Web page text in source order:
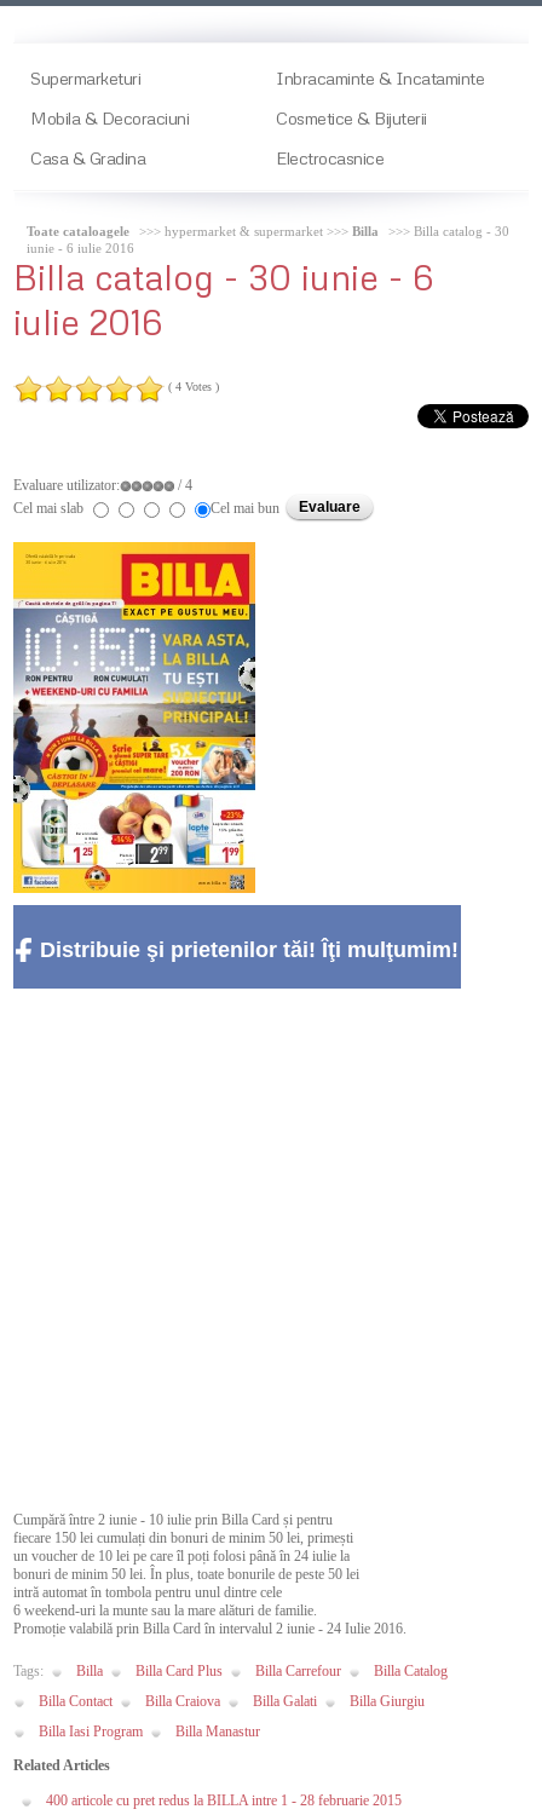
Supermarketuri
Inbracaminte & Incataminte
Mobila & Decoraciuni
Cosmetice & Bijuterii
Casa & Gradina
Electrocasnice
Toate cataloagele >>> hypermarket & supermarket >>>Billa
>>> Billa catalog - 30
iunie - 6 iulie 2016
Billa catalog - 30 iunie - 6
iulie 2016
( 4 Votes )
Evaluare utilizator:
/ 4
Cel mai slab
Cel mai bun
Distribuie şi prietenilor tăi! Îţi mulţumim!
Cumpără între 2 iunie - 10 iulie prin Billa Card și pentru
fiecare 150 lei cumulați din bonuri de minim 50 lei, primești
un voucher de 10 lei pe care îl poți folosi până în 24 iulie la
bonuri de minim 50 lei. În plus, toate bonurile de peste 50 lei
intră automat în tombola pentru unul dintre cele
6 weekend-uri la munte sau la mare alături de familie.
Promoție valabilă prin Billa Card în intervalul 2 iunie - 24 Iulie 2016.
Tags: Billa Billa Card Plus Billa Carrefour
Billa Catalog
Billa Contact
Billa Craiova Billa Galati
Billa Giurgiu
Billa Iasi Program
Billa Manastur
Related Articles
400 articole cu pret redus la BILLA intre 1 - 28 februarie 2015